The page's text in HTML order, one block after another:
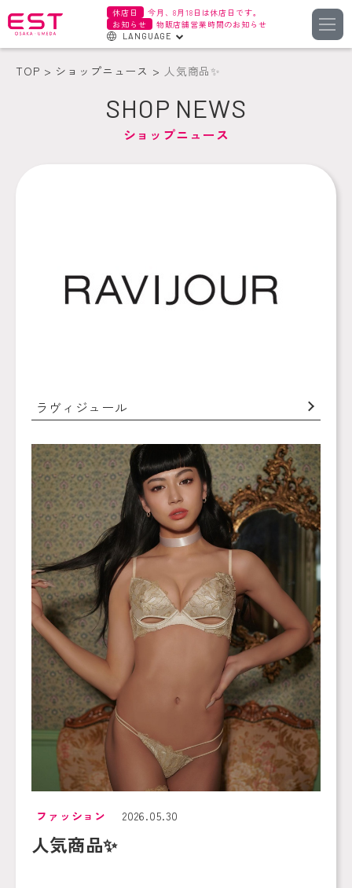
休店日
今月、8月18日は休店日です。
お知らせ
物販店舗営業時間のお知らせ
LANGUAGE
簡体字
繁体字
TOP ショップニュース 人気商品✨
SHOP NEWS
ショップニュース
ラヴィジュール
ファッション 2026.05.30
人気商品✨